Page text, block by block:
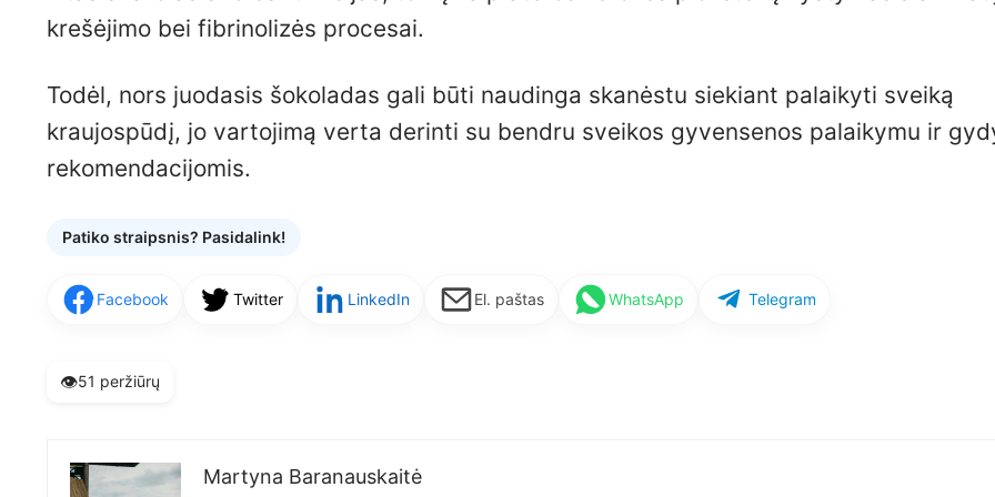
krešėjimo bei fibrinolizės procesai.
Todėl, nors juodasis šokoladas gali būti naudinga skanėstu siekiant palaikyti sveiką
kraujospūdį, jo vartojimą verta derinti su bendru sveikos gyvensenos palaikymu ir
rekomendacijomis.
Patiko straipsnis? Pasidalink!
Facebook Twitter LinkedIn El. paštas WhatsApp Telegram
👁️51 peržiūrų
Martyna Baranauskaitė